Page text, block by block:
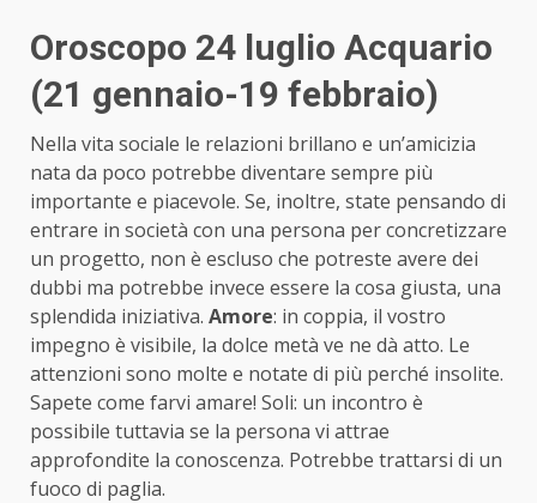
Oroscopo 24 luglio Acquario
(21 gennaio-19 febbraio)
Nella vita sociale le relazioni brillano e un’amicizia
nata da poco potrebbe diventare sempre più
importante e piacevole. Se, inoltre, state pensando di
entrare in società con una persona per concretizzare
un progetto, non è escluso che potreste avere dei
dubbi ma potrebbe invece essere la cosa giusta, una
splendida iniziativa. Amore: in coppia, il vostro
impegno è visibile, la dolce metà ve ne dà atto. Le
attenzioni sono molte e notate di più perché insolite.
Sapete come farvi amare! Soli: un incontro è
possibile tuttavia se la persona vi attrae
approfondite la conoscenza. Potrebbe trattarsi di un
fuoco di paglia.